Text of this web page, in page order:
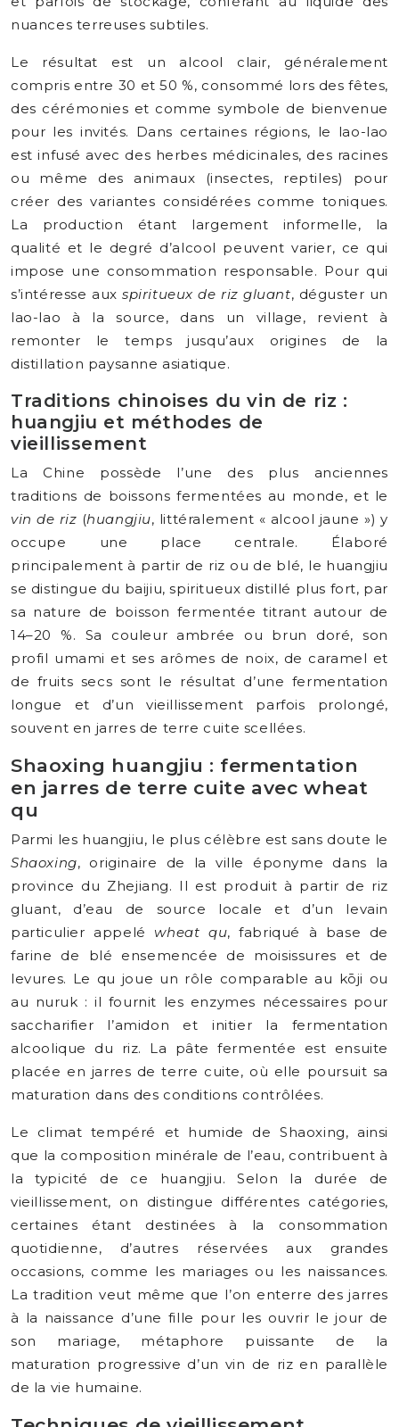
nuances terreuses subtiles.
Le résultat est un alcool clair, généralement
compris entre 30 et 50 %, consommé lors des fêtes,
des cérémonies et comme symbole de bienvenue
pour les invités. Dans certaines régions, le lao-lao
est infusé avec des herbes médicinales, des racines
ou même des animaux (insectes, reptiles) pour
créer des variantes considérées comme toniques.
La production étant largement informelle, la
qualité et le degré d’alcool peuvent varier, ce qui
impose une consommation responsable. Pour qui
s’intéresse auxspiritueux de riz gluant, déguster un
lao-lao à la source, dans un village, revient à
remonter le temps jusqu’aux origines de la
distillation paysanne asiatique.
Traditions chinoises du vin de riz :
huangjiu et méthodes de
vieillissement
La Chine possède l’une des plus anciennes
traditions de boissons fermentées au monde, et le
vin de riz (huangjiu, littéralement « alcool jaune ») y
occupe une place centrale. Élaboré
principalement à partir de riz ou de blé, le huangjiu
se distingue du baijiu, spiritueux distillé plus fort, par
sa nature de boisson fermentée titrant autour de
14–20 %. Sa couleur ambrée ou brun doré, son
profil umami et ses arômes de noix, de caramel et
de fruits secs sont le résultat d’une fermentation
longue et d’un vieillissement parfois prolongé,
souvent en jarres de terre cuite scellées.
Shaoxing huangjiu : fermentation
en jarres de terre cuite avec wheat
qu
Parmi les huangjiu, le plus célèbre est sans doute le
Shaoxing, originaire de la ville éponyme dans la
province du Zhejiang. Il est produit à partir de riz
gluant, d’eau de source locale et d’un levain
particulier appelé wheat qu, fabriqué à base de
farine de blé ensemencée de moisissures et de
levures. Le qu joue un rôle comparable au kōji ou
au nuruk : il fournit les enzymes nécessaires pour
saccharifier l’amidon et initier la fermentation
alcoolique du riz. La pâte fermentée est ensuite
placée en jarres de terre cuite, où elle poursuit sa
maturation dans des conditions contrôlées.
Le climat tempéré et humide de Shaoxing, ainsi
que la composition minérale de l’eau, contribuent à
la typicité de ce huangjiu. Selon la durée de
vieillissement, on distingue différentes catégories,
certaines étant destinées à la consommation
quotidienne, d’autres réservées aux grandes
occasions, comme les mariages ou les naissances.
La tradition veut même que l’on enterre des jarres
à la naissance d’une fille pour les ouvrir le jour de
son mariage, métaphore puissante de la
maturation progressive d’un vin de riz en parallèle
de la vie humaine.